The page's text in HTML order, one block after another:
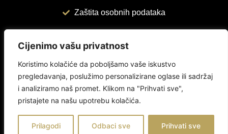
Cijenimo vašu privatnost
Koristimo kolačiće da poboljšamo vaše iskustvo
pregledavanja, poslužimo personalizirane oglase ili sadržaj
i analiziramo naš promet. Klikom na "Prihvati sve",
pristajete na našu upotrebu kolačića.
Prilagodi Odbaci sve Prihvati sve
Zaštita osobnih podataka
LINKOVI
O nama
Kreditiranje
Dodaj Nekretninu